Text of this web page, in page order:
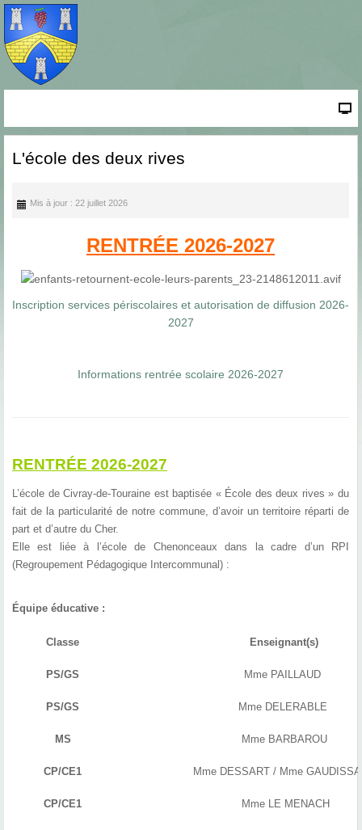
L'école des deux rives
Mis à jour : 22 juillet 2026
RENTRÉE 2026-2027
Inscription services périscolaires et autorisation de diffusion 2026-
2027
Informations rentrée scolaire 2026-2027
RENTRÉE 2026-2027
L’école de Civray-de-Touraine est baptisée « École des deux rives » du
fait de la particularité de notre commune, d’avoir un territoire réparti de
part et d’autre du Cher.
Elle est liée à l’école de Chenonceaux dans la cadre d’un RPI
(Regroupement Pédagogique Intercommunal) :
Équipe éducative :
Classe Enseignant(s)
PS/GS Mme PAILLAUD
PS/GS Mme DELERABLE
MS Mme BARBAROU
CP/CE1 Mme DESSART / Mme
CP/CE1 Mme LE MENACH